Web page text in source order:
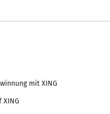
mit XING
XING